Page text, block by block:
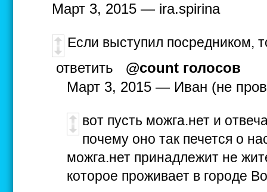
Март 3, 2015 — ira.spirina
Если выступил посредником,
ответить
@count голосов
Март 3, 2015 — Иван (не
вот пусть можга.нет и
почему оно так печется о
можга.нет принадлежит не
которое проживает в городе